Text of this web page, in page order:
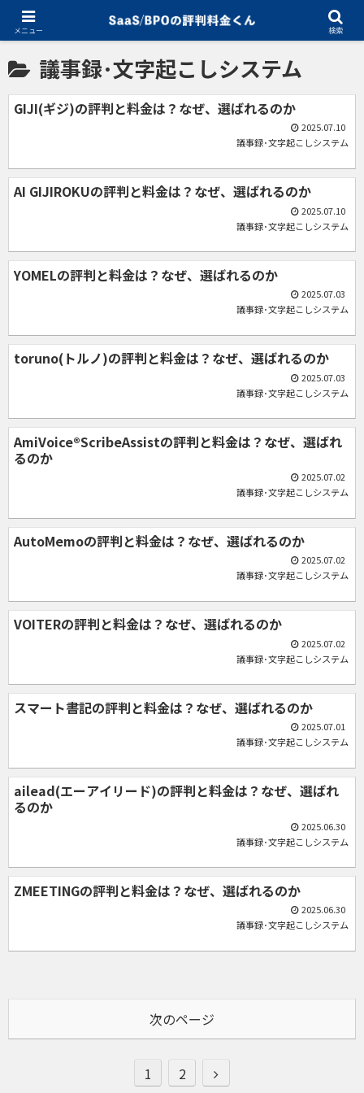
ホーム 議事録･文字起こしシステム
議事録･文字起こしシステム
GIJI(ギジ)の評判と料金は？なぜ、選ばれるのか
2025.07.10
議事録･文字起こしシステム
AI GIJIROKUの評判と料金は？なぜ、選ばれるのか
2025.07.10
議事録･文字起こしシステム
YOMELの評判と料金は？なぜ、選ばれるのか
2025.07.03
議事録･文字起こしシステム
toruno(トルノ)の評判と料金は？なぜ、選ばれるのか
2025.07.03
議事録･文字起こしシステム
AmiVoice®ScribeAssistの評判と料金は？なぜ、選ばれ
るのか
2025.07.02
議事録･文字起こしシステム
AutoMemoの評判と料金は？なぜ、選ばれるのか
2025.07.02
議事録･文字起こしシステム
VOITERの評判と料金は？なぜ、選ばれるのか
2025.07.02
議事録･文字起こしシステム
スマート書記の評判と料金は？なぜ、選ばれるのか
2025.07.01
議事録･文字起こしシステム
ailead(エーアイリード)の評判と料金は？なぜ、選ばれ
るのか
2025.06.30
議事録･文字起こしシステム
ZMEETINGの評判と料金は？なぜ、選ばれるのか
2025.06.30
議事録･文字起こしシステム
次のページ
1 2
次
メニュー 検索